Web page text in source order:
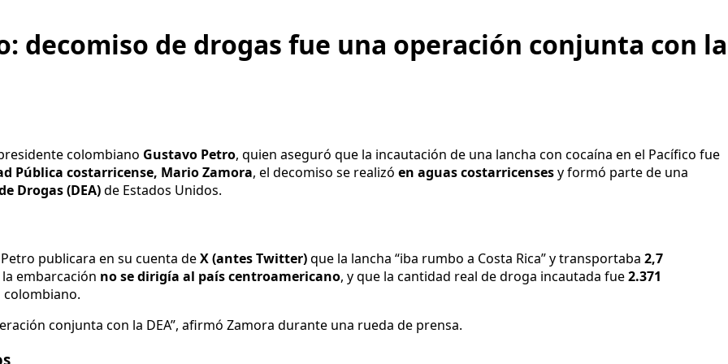
decomiso de drogas fue una operación conjunta con la
colombiano Gustavo Petro, quien aseguró que la incautación de una lancha con cocaína en el Pacífico fue
Pública costarricense, Mario Zamora, el decomiso se realizó en aguas costarricensesy formó parte de una
Drogas (DEA)de Estados Unidos.
publicara en su cuenta deX (antes Twitter)que la lancha “iba rumbo a Costa Rica” y transportaba 2,7
embarcación no se dirigía al país centroamericano, y que la cantidad real de droga incautada fue2.371
conjunta con la DEA”, afirmó Zamora durante una rueda de prensa.